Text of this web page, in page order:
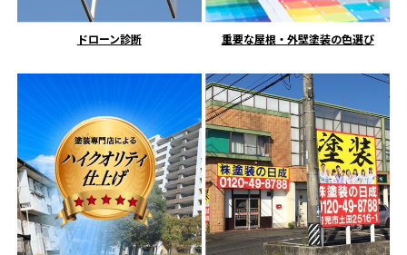
ドローン診断 重要な屋根・外壁塗装の色選び